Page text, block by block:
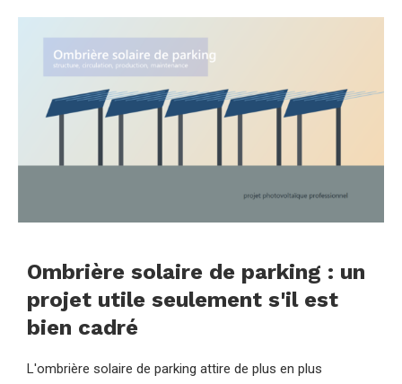
Ombrière solaire de parking : un
projet utile seulement s'il est
bien cadré
L'ombrière solaire de parking attire de plus en plus